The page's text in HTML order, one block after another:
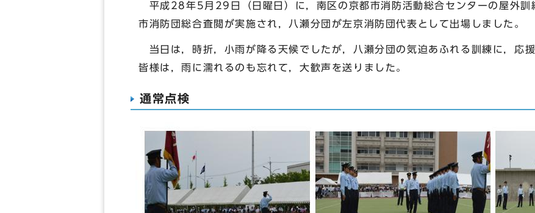
平成28年5月29日（日曜日）に，南区の京都市消防活動総合センターの屋外訓
市消防団総合査閲が実施され，八瀬分団が左京消防団代表として出場しました。
当日は，時折，小雨が降る天候でしたが，八瀬分団の気迫あふれる訓練に，応
皆様は，雨に濡れるのも忘れて，大歓声を送りました。
通常点検